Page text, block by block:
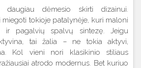
dėmesio skirti dizainui.
miegoti tokioje patalynėje, kuri maloni
ir pagalvių spalvų sintezę. Jeigu
tai žalia – ne tokia aktyvi,
Kol vieni nori klasikinio stiliaus
atrodo modernus. Bet kuriuo